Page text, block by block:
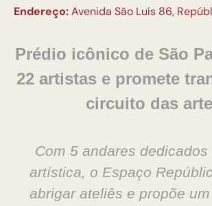
Endereço:Avenida São Luís 86,
Prédio icônico de São
22 artistas e promete
circuito das
Com 5 andares dedicados
artística, o Espaço
abrigar ateliês e propõe